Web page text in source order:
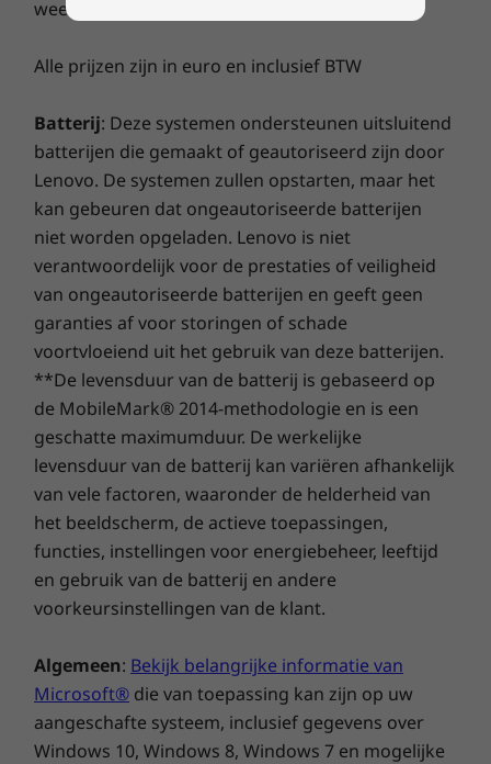
weergegeven.
Alle prijzen zijn in euro en inclusief BTW
Batterij: Deze systemen ondersteunen uitsluitend
batterijen die gemaakt of geautoriseerd zijn door
Lenovo. De systemen zullen opstarten, maar het
kan gebeuren dat ongeautoriseerde batterijen
niet worden opgeladen. Lenovo is niet
verantwoordelijk voor de prestaties of veiligheid
van ongeautoriseerde batterijen en geeft geen
garanties af voor storingen of schade
voortvloeiend uit het gebruik van deze batterijen.
**De levensduur van de batterij is gebaseerd op
de MobileMark® 2014-methodologie en is een
geschatte maximumduur. De werkelijke
levensduur van de batterij kan variëren afhankelijk
van vele factoren, waaronder de helderheid van
het beeldscherm, de actieve toepassingen,
functies, instellingen voor energiebeheer, leeftijd
en gebruik van de batterij en andere
voorkeursinstellingen van de klant.
Algemeen: Bekijk belangrijke informatie van
Microsoft® die van toepassing kan zijn op uw
aangeschafte systeem, inclusief gegevens over
Windows 10, Windows 8, Windows 7 en mogelijke